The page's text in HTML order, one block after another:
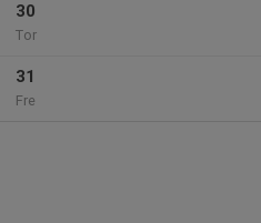
30
Tor
31
Fre